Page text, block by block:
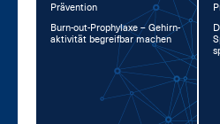
Prävention
Burn-out-Pro­phy­la­xe – Ge­hirn­
ak­ti­vi­tät be­greif­bar ma­chen